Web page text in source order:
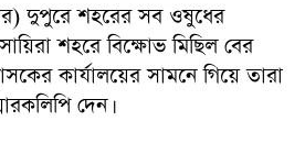
দুপুরে শহরের সব ওষুধের
শহরে বিক্ষোভ মিছিল বের
কার্যালয়ের সামনে গিয়ে তারা
দেন।